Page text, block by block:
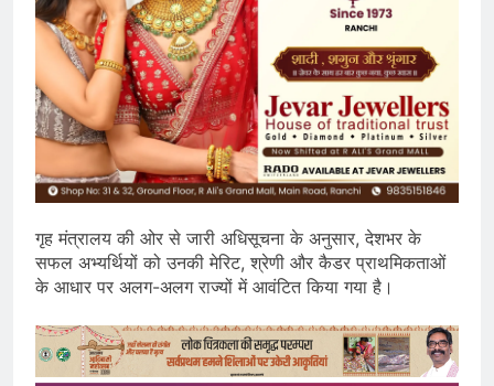
गृह मंत्रालय की ओर से जारी अधिसूचना के अनुसार, देशभर के
सफल अभ्यर्थियों को उनकी मेरिट, श्रेणी और कैडर प्राथमिकताओं
के आधार पर अलग-अलग राज्यों में आवंटित किया गया है।